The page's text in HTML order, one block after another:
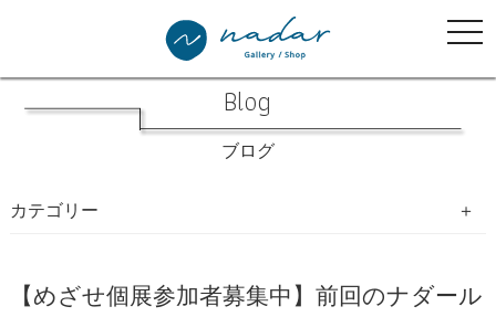
Blog
ブログ
カテゴリー
【めざせ個展参加者募集中】前回のナダール